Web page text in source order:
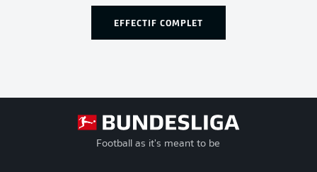
EFFECTIF COMPLET
Football as it's meant to be